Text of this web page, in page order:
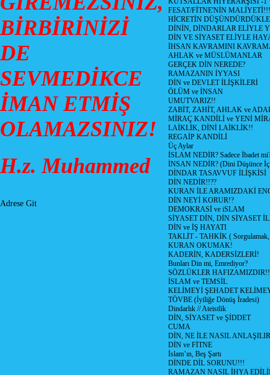
BİRBİRİNİZİ
DE
SEVMEDİKCE
İMAN ETMİŞ
OLAMAZSINIZ!
H.z. Muhammed
Adrese Git
FESAT/FİTNE'NİN MALİYETİ!!!
HİCRETİN
DİNİN, DİNDARLAR ELİYLE
DİN VE SİYASET ELİYLE
İHSAN KAVRAMINI
AHLAK ve MÜSLÜMANLAR
GERÇEK DİN NEREDE?
RAMAZANIN İYYASI
DİN ve DEVLET İLİŞKİLERİ
ÖLÜM ve İNSAN
UMUTVARIZ!!
ZABİT, ZAHİT, AHLAK ve
MİRAÇ KANDİLİ ve YENİ
LAİKLİK, DİNİ LAİKLİK!!
REGAİP KANDİLİ
Üç Aylar
İSLAM NEDİR? Sadece İbadet
İNSAN NEDİR? (Dini Düşünce
DİNDAR TASAVVUF İLİŞKİSİ
DİN NEDİR!!??
KURAN İLE ARAMIZDAKİ
DİN NEYİ KORUR!?
DEMOKRASİ ve iSLAM
SİYASET DİN, DİN SİYASET
DİN ve İŞ HAYATI
TAKLİT - TAHKİK ( Sorgulamak,
KURAN OKUMAK!
KADERİN, KADERSİZLERİ!
Bunları Din mi, Emrediyor?
SÖZLÜKLER HAFIZAMIZDIR!!
İSLAM ve TEMSİL
KELİMEYİ ŞEHADET
TÖVBE (İyiliğe Dönüş İradesi)
Dindarlık // Ateistlik
DİN, SİYASET ve ŞİDDET
CUMA
DİN, NE İLE NASIL
DİN ve FİTNE
İslam’ın, Beş Şartı
DİNDE DİL SORUNU!!!
RAMAZAN NASIL İHYA